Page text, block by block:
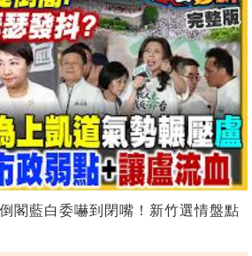
閣藍白委嚇到閉嘴！新竹選情盤點